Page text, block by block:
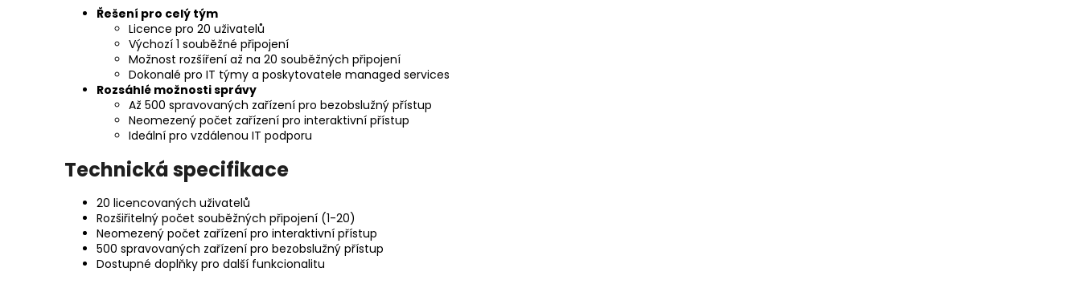
Řešení pro celý tým
Licence pro 20 uživatelů
Výchozí 1 souběžné připojení
Možnost rozšíření až na 20 souběžných připojení
Dokonalé pro IT týmy a poskytovatele managed services
Rozsáhlé možnosti správy
Až 500 spravovaných zařízení pro bezobslužný přístup
Neomezený počet zařízení pro interaktivní přístup
Ideální pro vzdálenou IT podporu
Technická specifikace
20 licencovaných uživatelů
Rozšiřitelný počet souběžných připojení (1-20)
Neomezený počet zařízení pro interaktivní přístup
500 spravovaných zařízení pro bezobslužný přístup
Dostupné doplňky pro další funkcionalitu